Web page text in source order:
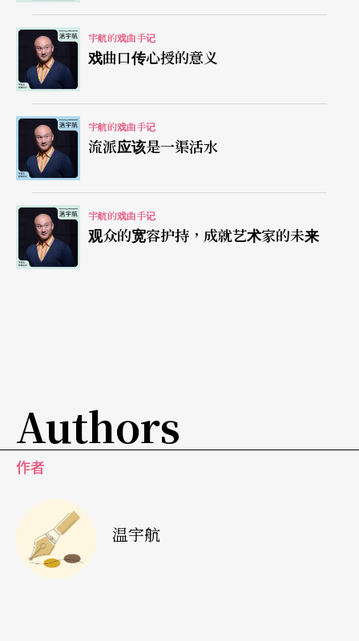
往往是涉世尚浅的青年演员，挫败了创作的士气，
捆绑了创作的手脚，畏缩了创作的灵性。同时我们
也长舒一口大气，有国立清华大学的老师开设了一
门「艺术评论」的专题课程，欣见有识之士试图把
艺术评论当作一门学科，引领到专业的正轨上来，
回归艺术评论的惕励功能。
书写评论，不是艺评人的专利
艺术评论远不止是艺术评论家的专利，无需组织文
章，从兴趣盎然国中生到看戏半辈子的资深观众，
多的艺术从业者领略到善良的艺术评论对艺术创作
的正面推动作用。期望艺术评论在思想自由驰骋的
台湾剧坛还有著更为宽广的发展。
（本文出自OPENTIX两厅院文化生活）
宇航的戏曲手记
戏曲口传心授的意义
宇航的戏曲手记
流派应该是一渠活水
宇航的戏曲手记
观众的宽容护持，成就艺术家的未来
Authors
作者
温宇航